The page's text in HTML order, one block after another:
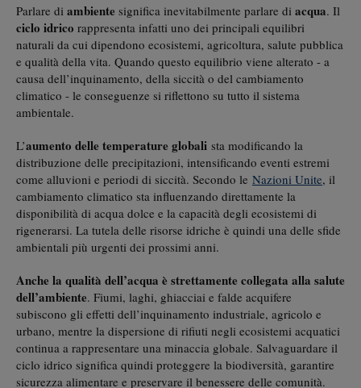
Parlare di ambiente significa inevitabilmente parlare di acqua. Il
ciclo idrico rappresenta infatti uno dei principali equilibri
naturali da cui dipendono ecosistemi, agricoltura, salute pubblica
e qualità della vita. Quando questo equilibrio viene alterato - a
causa dell’inquinamento, della siccità o del cambiamento
climatico - le conseguenze si riflettono su tutto il sistema
ambientale.
L’aumento delle temperature globali sta modificando la
distribuzione delle precipitazioni, intensificando eventi estremi
come alluvioni e periodi di siccità. Secondo le Nazioni Unite, il
cambiamento climatico sta influenzando direttamente la
disponibilità di acqua dolce e la capacità degli ecosistemi di
rigenerarsi. La tutela delle risorse idriche è quindi una delle sfide
ambientali più urgenti dei prossimi anni.
Anche la qualità dell’acqua è strettamente collegata alla salute
dell’ambiente. Fiumi, laghi, ghiacciai e falde acquifere
subiscono gli effetti dell’inquinamento industriale, agricolo e
urbano, mentre la dispersione di rifiuti negli ecosistemi acquatici
continua a rappresentare una minaccia globale. Salvaguardare il
ciclo idrico significa quindi proteggere la biodiversità, garantire
sicurezza alimentare e preservare il benessere delle comunità.